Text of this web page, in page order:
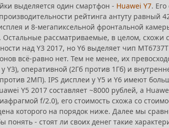
выделяется один смартфон - Huawei Y7.
рейтинга антуту равный
и 8-мегапиксельной фронтальной
Остальные рассматриваемые, в целом,
над Y3 2017, но Y6 выделяет чип
всё-равно нет. Тем не менее, их
Y3), оперативной (2Гб против 1Гб) и
2МП). IPS дисплеи у Y5 и Y6 имеют
Y5 2017 составляет ~8000 рублей, а
f/2.0), его стоимость схожа со
которого на порядок ниже. Далее мы
- стоят ли своих денег такие